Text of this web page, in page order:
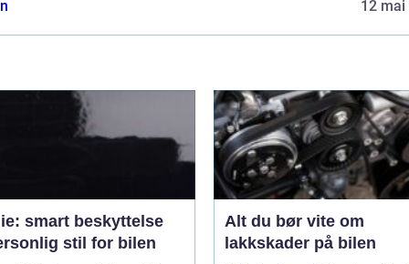
12 mai
smart beskyttelse
stil for bilen
Alt du bør vite om
lakkskader på bilen